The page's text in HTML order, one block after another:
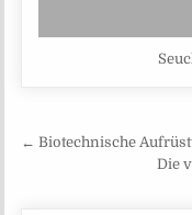
← Biotechnische
Die